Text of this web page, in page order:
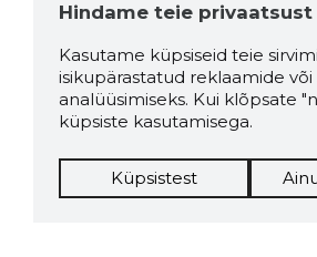
Hindame teie privaatsust
Kasutame küpsiseid teie
isikupärastatud reklaamide
analüüsimiseks. Kui klõpsate
küpsiste kasutamisega.
Küpsistest